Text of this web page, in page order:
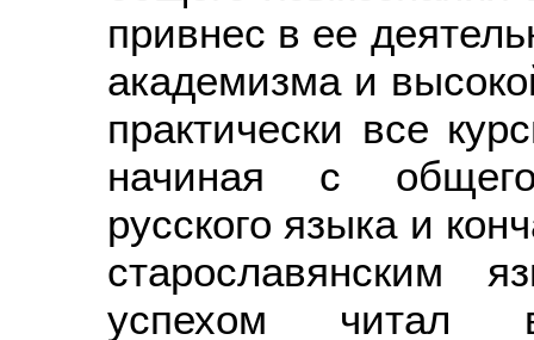
привнес в ее
академизма и
практически все
начиная с
русского языка и
старославянским
успехом читал